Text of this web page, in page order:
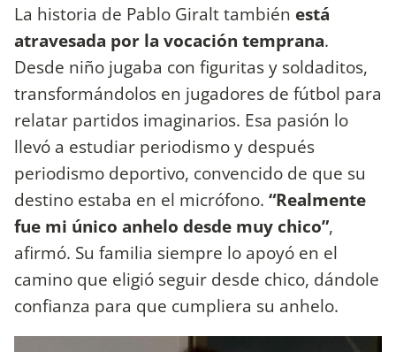
La historia de Pablo Giralt también está
atravesada por la vocación temprana.
Desde niño jugaba con figuritas y soldaditos,
transformándolos en jugadores de fútbol para
relatar partidos imaginarios. Esa pasión lo
llevó a estudiar periodismo y después
periodismo deportivo, convencido de que su
destino estaba en el micrófono. “Realmente
fue mi único anhelo desde muy chico”,
afirmó. Su familia siempre lo apoyó en el
camino que eligió seguir desde chico, dándole
confianza para que cumpliera su anhelo.